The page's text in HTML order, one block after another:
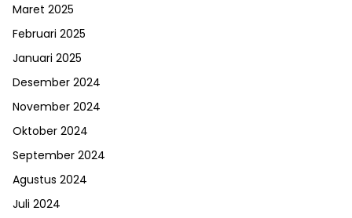
Maret 2025
Februari 2025
Januari 2025
Desember 2024
November 2024
Oktober 2024
September 2024
Agustus 2024
Juli 2024